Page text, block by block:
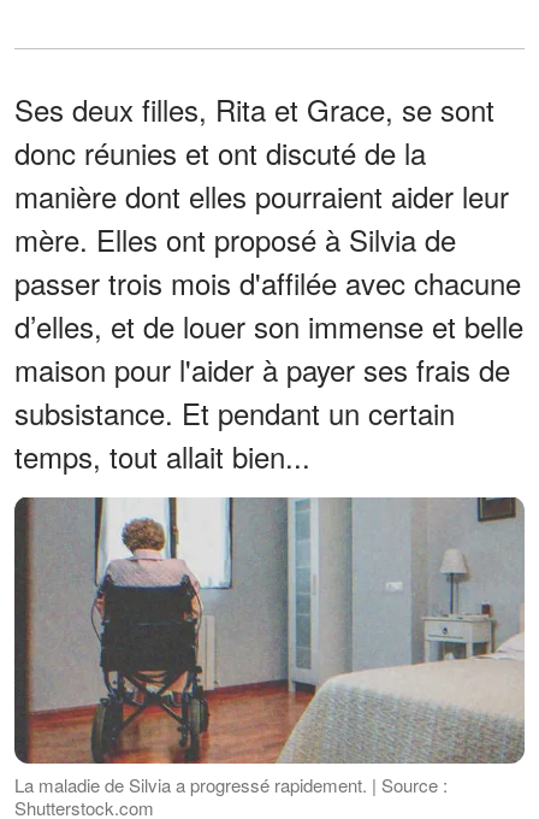
Ses deux filles, Rita et Grace, se sont
donc réunies et ont discuté de la
manière dont elles pourraient aider leur
mère. Elles ont proposé à Silvia de
passer trois mois d'affilée avec chacune
d’elles, et de louer son immense et belle
maison pour l'aider à payer ses frais de
subsistance. Et pendant un certain
temps, tout allait bien...
La maladie de Silvia a progressé rapidement. | Source :
Shutterstock.com